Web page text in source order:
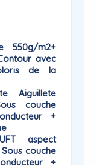
550g/m2+
avec
de la
Aiguillete
couche
+
aspect
couche
+